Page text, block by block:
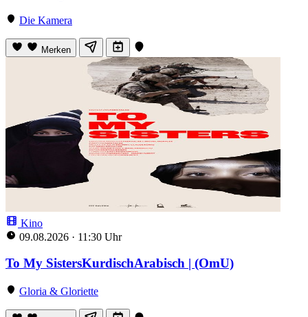
Die Kamera
Merken
Kino
09.08.2026 · 11:30 Uhr
To My SistersKurdischArabisch | (OmU)
Gloria & Gloriette